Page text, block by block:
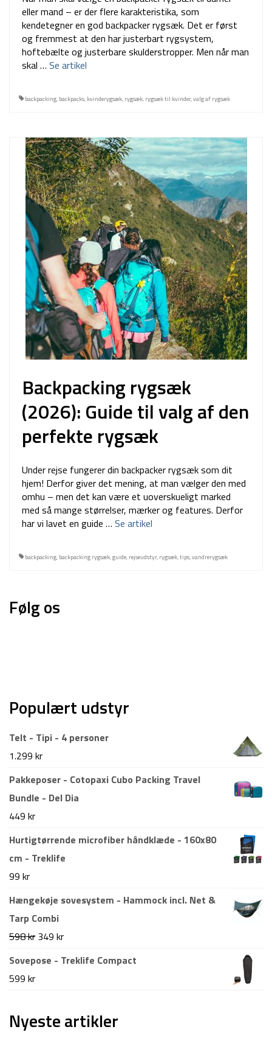
eller mand – er der flere karakteristika, som
kendetegner en god backpacker rygsæk. Det er først
og fremmest at den har justerbart rygsystem,
hoftebælte og justerbare skulderstropper. Men når man
skal … Se artikel
backpacking, backpacks, kvinderygsæk, rygsæk, rygsæk til kvinder,valg af rygsæk
Backpacking rygsæk
(2026): Guide til valg af den
perfekte rygsæk
Under rejse fungerer din backpacker rygsæk som dit
hjem! Derfor giver det mening, at man vælger den med
omhu – men det kan være et uoverskueligt marked
med så mange størrelser, mærker og features. Derfor
har vi lavet en guide … Se artikel
backpacking, backpacking rygsæk,guide, rejseudstyr, rygsæk,tips,vandrerygsæk
Følg os
Populært udstyr
Telt - Tipi - 4 personer
1.299 kr
Pakkeposer - Cotopaxi Cubo Packing Travel
Bundle - Del Dia
449 kr
Hurtigtørrende microfiber håndklæde - 160x80
cm - Treklife
99 kr
Hængekøje sovesystem - Hammock incl. Net &
Tarp Combi
598kr Den
oprindelige
349 krDen
aktuelle
Sovepose - Treklife Compact
599 kr
Nyeste artikler